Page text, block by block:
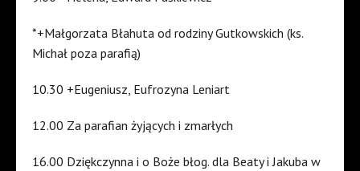
*+Małgorzata Błahuta od rodziny Gutkowskich (ks.
Michał poza parafią)
10.30 +Eugeniusz, Eufrozyna Leniart
12.00 Za parafian żyjących i zmarłych
16.00 Dziękczynna i o Boże błog. dla Beaty i Jakuba w